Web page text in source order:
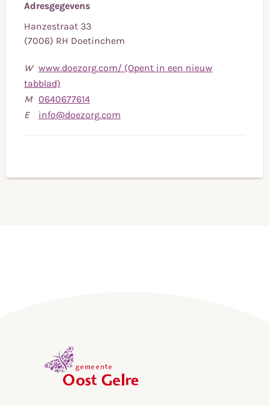
Adresgegevens
Hanzestraat 33
(7006) RH Doetinchem
W www.doezorg.com/ (Opent in een nieuw
tabblad)
M 0640677614Bel
naar
E info@doezorg.com
naar